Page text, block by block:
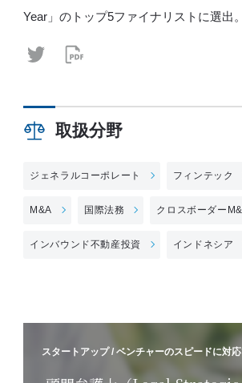
Year」のトップ5ファイナリストに選出。
取扱分野
ジェネラルコーポレート フィンテック
M&A 国際法務 クロスボーダー
インバウンド不動産投資 インドネシア
スタートアップ / ベンチャーのスピードに対